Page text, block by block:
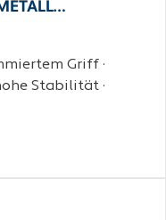
Griff ·
Stabilität ·